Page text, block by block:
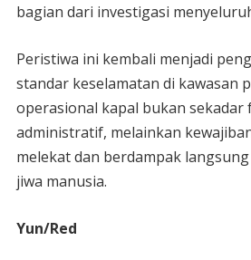
bagian dari investigasi
Peristiwa ini kembali menjadi
standar keselamatan di kawasan
operasional kapal bukan sekadar
administratif, melainkan
melekat dan berdampak
jiwa manusia.
Yun/Red